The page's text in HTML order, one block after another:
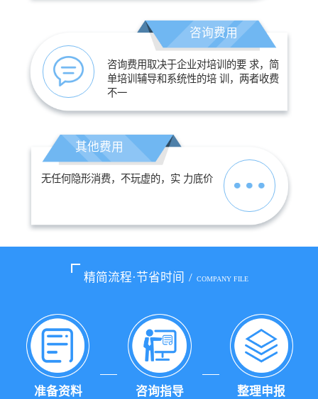
咨询费用
咨询费用取决于企业对培训的要 求，简
单培训辅导和系统性的培 训，两者收费
不一
其他费用
无任何隐形消费，不玩虚的，实 力底价
精简流程·节省时间 / COMPANY FILE
准备资料 咨询指导 整理申报